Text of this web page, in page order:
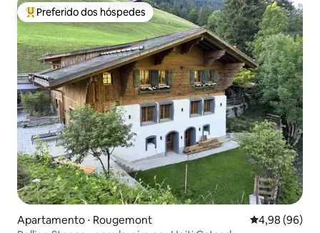
Entre os melhores preferidos dos hóspedes
Preferido dos hóspedes
Apartamento ⋅ Rougemont 4,98 de uma
4,98 (96)